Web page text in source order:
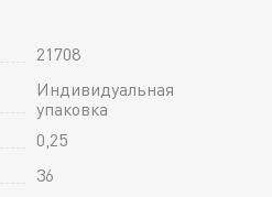
21708
Индивидуальная
упаковка
0,25
36